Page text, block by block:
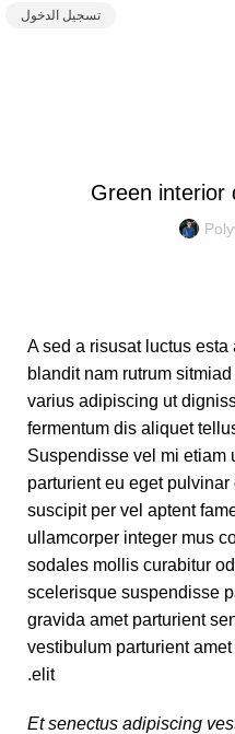
تسجيل الدخول
Green interior
A sed a risusat luctus
blandit nam rutrum
varius adipiscing ut
fermentum dis aliquet
Suspendisse vel mi etiam
parturient eu eget
suscipit per vel aptent
ullamcorper integer mus
sodales mollis curabitur
scelerisque suspendisse
gravida amet parturient
vestibulum parturient
elit.
Et senectus adipiscing